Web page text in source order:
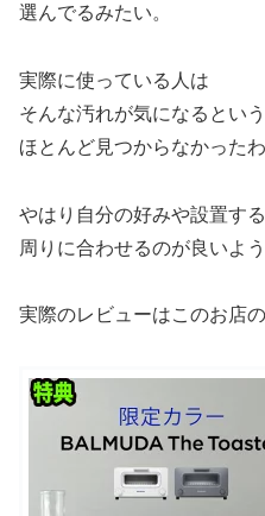
選んでるみたい。
実際に使っている人は
そんな汚れが気になるとい
ほとんど見つからなかったわ
やはり自分の好みや設置する
周りに合わせるのが良いよう
実際のレビューはこのお店